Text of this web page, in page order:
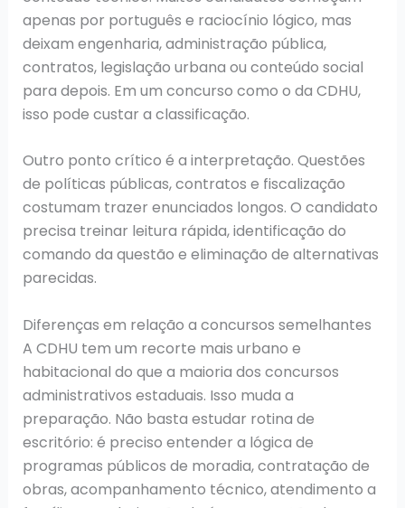
apenas por português e raciocínio lógico, mas
deixam engenharia, administração pública,
contratos, legislação urbana ou conteúdo social
para depois. Em um concurso como o da CDHU,
isso pode custar a classificação.
Outro ponto crítico é a interpretação. Questões
de políticas públicas, contratos e fiscalização
costumam trazer enunciados longos. O candidato
precisa treinar leitura rápida, identificação do
comando da questão e eliminação de alternativas
parecidas.
Diferenças em relação a concursos semelhantes
A CDHU tem um recorte mais urbano e
habitacional do que a maioria dos concursos
administrativos estaduais. Isso muda a
preparação. Não basta estudar rotina de
escritório: é preciso entender a lógica de
programas públicos de moradia, contratação de
obras, acompanhamento técnico, atendimento a